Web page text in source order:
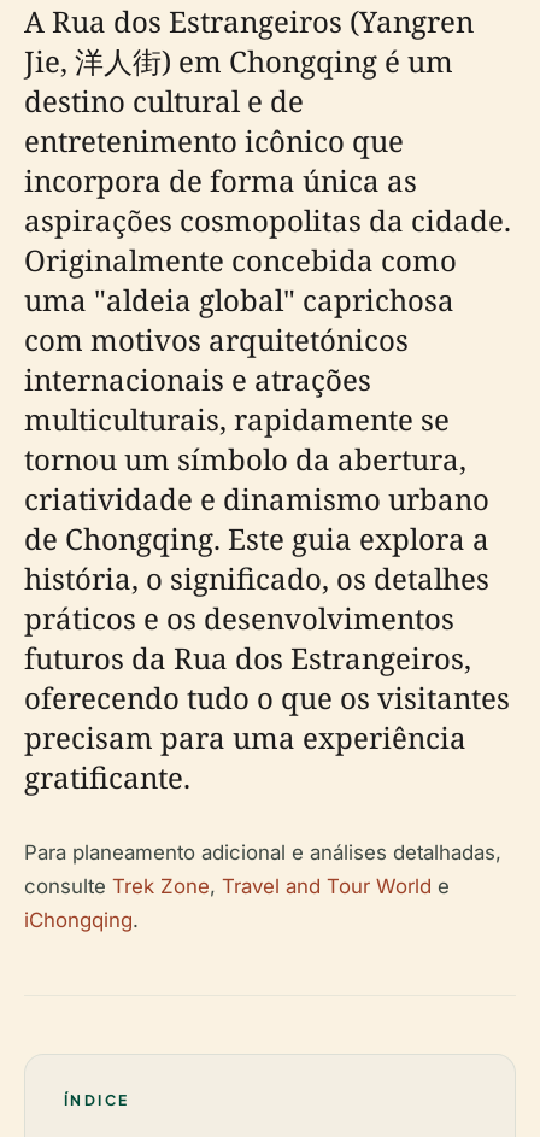
A Rua dos Estrangeiros (Yangren
Jie, 洋人街) em Chongqing é um
destino cultural e de
entretenimento icônico que
incorpora de forma única as
aspirações cosmopolitas da cidade.
Originalmente concebida como
uma "aldeia global" caprichosa
com motivos arquitetónicos
internacionais e atrações
multiculturais, rapidamente se
tornou um símbolo da abertura,
criatividade e dinamismo urbano
de Chongqing. Este guia explora a
história, o significado, os detalhes
práticos e os desenvolvimentos
futuros da Rua dos Estrangeiros,
oferecendo tudo o que os visitantes
precisam para uma experiência
gratificante.
Para planeamento adicional e análises detalhadas,
consulte Trek Zone, Travel and Tour World e
iChongqing.
ÍNDICE